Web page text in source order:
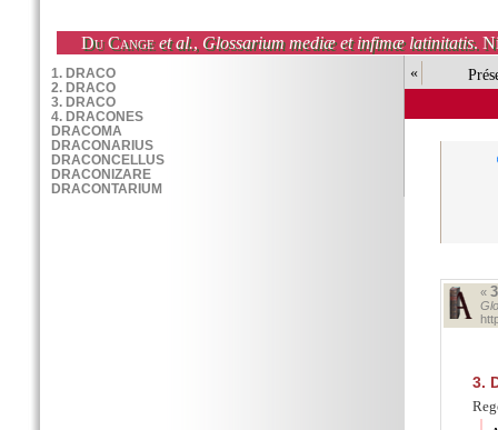
Du Cange et al., Glossarium mediæ et infimæ latinitatis.
«
«
3.